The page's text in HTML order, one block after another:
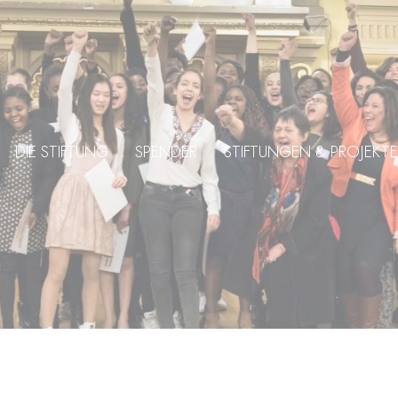
DIE STIFTUNG SPENDER STIFTUNGEN & PROJEKTE